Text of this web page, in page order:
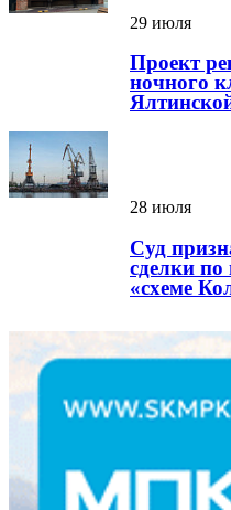
29 июля
Проект
ночного
28 июля
Суд
сделки
«схеме